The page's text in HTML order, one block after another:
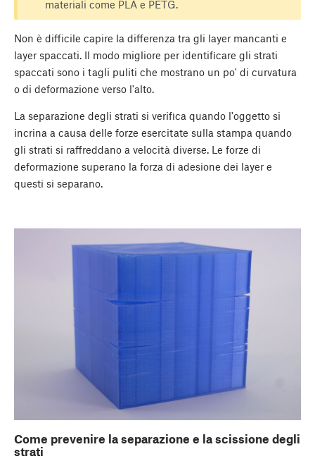
materiali come PLA e PETG.
Non è difficile capire la differenza tra gli layer mancanti e
layer spaccati. Il modo migliore per identificare gli strati
spaccati sono i tagli puliti che mostrano un po' di curvatura
o di deformazione verso l'alto.
La separazione degli strati si verifica quando l'oggetto si
incrina a causa delle forze esercitate sulla stampa quando
gli strati si raffreddano a velocità diverse. Le forze di
deformazione superano la forza di adesione dei layer e
questi si separano.
Come prevenire la separazione e la scissione degli
strati